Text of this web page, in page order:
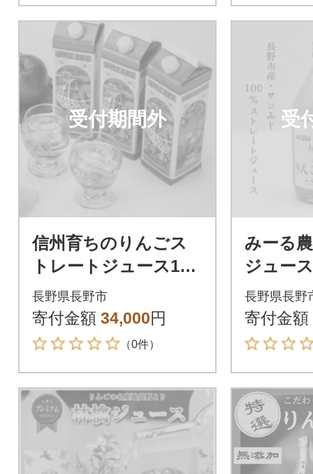
受付期間外
信州育ちのりんごス
トレートジュース100
0ml×12本
長野県長野市
寄付金額 34,000円
（0件）
受
みーる
ジュー
野市産
0%スト
ス)
長野県長野
寄付金額